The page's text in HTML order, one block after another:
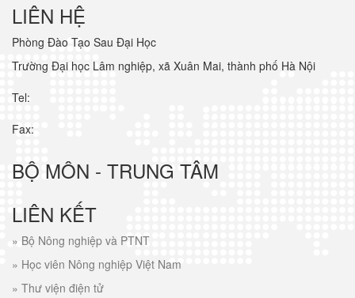
LIÊN HỆ
Phòng Đào Tạo Sau Đại Học
Trường Đại học Lâm nghiệp, xã Xuân Mai, thành phố Hà Nội
Tel:
Fax:
BỘ MÔN - TRUNG TÂM
LIÊN KẾT
» Bộ Nông nghiệp và PTNT
» Học viên Nông nghiệp Việt Nam
» Thư viện điện tử